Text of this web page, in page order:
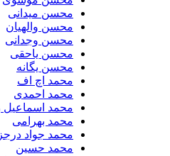
محسن میدانی
محسن والهیان
محسن وجدانی
محسن یاحقی
محسن یگانه
محمد اچ اف
محمد احمدی
محمد اسماعیل زاده
محمد بهرامی
محمد جواد درجزی
محمد حسین